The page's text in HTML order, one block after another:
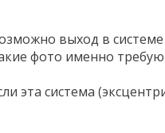
выход в системе
фото именно
эта система